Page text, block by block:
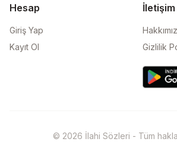
Hesap
Giriş Yap
Kayıt Ol
İletişim
Gizlilik
© 2026 İlahi Sözleri - Tüm